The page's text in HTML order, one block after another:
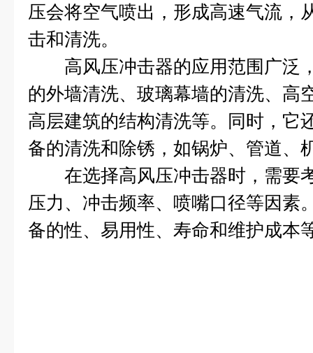
压会将空气喷出，形成高速气流，
击和清洗。
高风压冲击器的应用范围广泛
的外墙清洗、玻璃幕墙的清洗、高
高层建筑的结构清洗等。同时，它
备的清洗和除锈，如锅炉、管道、
在选择高风压冲击器时，需要
压力、冲击频率、喷嘴口径等因素
备的性、易用性、寿命和维护成本